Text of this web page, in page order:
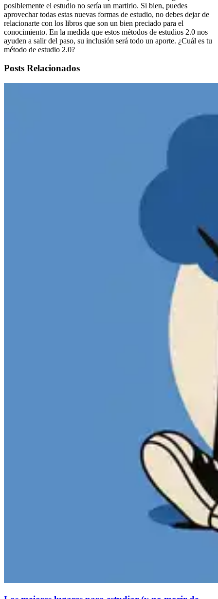
posiblemente el estudio no sería un martirio. Si bien, puedes
aprovechar todas estas nuevas formas de estudio, no debes dejar de
relacionarte con los libros que son un bien preciado para el
conocimiento. En la medida que estos métodos de estudios 2.0 nos
ayuden a salir del paso, su inclusión será todo un aporte. ¿Cuál es tu
método de estudio 2.0?
Posts Relacionados